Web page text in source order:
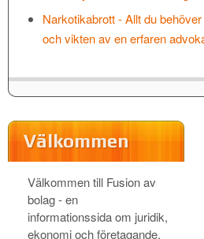
Narkotikabrott - Allt du
och vikten av en erfaren
Välkommen
Välkommen till Fusion av
bolag - en
informationssida om juridik,
ekonomi och företagande.